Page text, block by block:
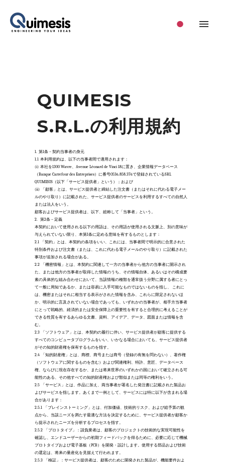
QUIMESIS
S.R.L.の利用規約
1. 第1条 – 契約当事者の身元
1.1 本利用規約は、以下の当事者間で適用されます：
(i) 本社を1300 Wavre、Avenue Léonard de Vinci 18に置き、企業情報データベース
（Banque Carrefour des Entreprises）に番号0536.858.376で登録されているSRL
QUIMESIS（以下「サービス提供者」という）；および
(ii)
「顧客」とは、サービス提供者と締結した注文書（またはそれに代わる電子メー
ルのやり取り）に記載された、サービス提供者のサービスを利用するすべての自然人
または法人をいう。
顧客およびサービス提供者は、以下、総称して「当事者」という。
2. 第2条 – 定義
本契約において使用される以下の用語は、その用語が使用される文脈上、別の意味が
与えられていない限り、本第I条に定める意味を有するものとします：
2.1
「契約」とは、本契約の条項をいい、これには、当事者間で明示的に合意された
特別条件および注文書（または、これに代わる電子メールのやり取り）に記載された
事項が追加される場合がある。
2.2
「機密情報」とは、本契約に関連して一方の当事者から他方の当事者に開示され
た、または他方の当事者が取得した情報のうち、その情報自体、あるいはその構成要
素の具体的な組み合わせにおいて、当該情報の種類を通常扱う分野に属する者にとっ
て一般に周知であるか、または容易に入手可能なものではないものを指し、 これに
は、機密またはそれに相当する表示がされた情報を含み、これらに限定されないほ
か、明示的に言及されていない場合であっても、いずれかの当事者が、相手方当事者
にとって戦略的、経済的または安全保障上の重要性を有すると合理的に考えることが
できる性質を有するあらゆる文書、資料、アイデア、データ、図面または情報を含
む。
2.3
「ソフトウェア」とは、本契約の履行に伴い、サービス提供者が顧客に提供する
すべてのコンピュータプログラムをいい、いかなる場合においても、サービス提供者
がその知的財産権を保有するものを指す。
2.4
「知的財産権」とは、商標、商号または商号（登録の有無を問わない）、著作権
（ソフトウェアに関するものを含む）および関連権利、特許、意匠、データベース
権、ならびに現在存在するか、または将来世界のいずれかの国において確立される可
能性のある、その他すべての知的財産権および類似または同等の権利をいう。
2.5
「サービス」とは、作品に加え、両当事者が署名した発注書に記載された製品お
よびサービスを指します。あくまで一例として、サービスには特に以下が含まれる場
合があります：
2.5.1
「ブレインストーミング」とは、付加価値、技術的リスク、および総予算の観
点から、当該ニーズを満たす最適な方法を決定するために、サービス提供者が顧客か
ら提示されたニーズを分析するプロセスを指す。
2.5.2
「プロトタイプ」：請負業者は、顧客のプロジェクトの技術的な実現可能性を
確認し、エンドユーザーからの初期フィードバックを得るために、必要に応じて機械
プロトタイプおよび電子基板（PCB）を開発・設計します。使用する部品および技術
の選定は、将来の量産化を見据えて行われます。
2.5.3
「検証」：サービス提供者は、顧客のために開発された製品が、機能要件およ